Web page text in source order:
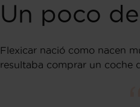
Un poco
Flexicar nació como nacen
resultaba comprar un coche